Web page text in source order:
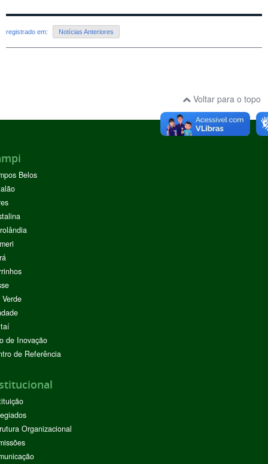
registrado em: Notícias Anteriores
Voltar para o topo
Belos
de Inovação
de Referência
Organizacional